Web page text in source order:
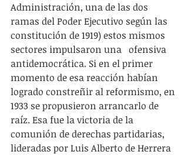
Administración, una de las dos
ramas del Poder Ejecutivo según las
constitución de 1919) estos mismos
sectores impulsaron una   ofensiva
antidemocrática. Si en el primer
momento de esa reacción habían
logrado constreñir al reformismo, en
1933 se propusieron arrancarlo de
raíz. Esa fue la victoria de la
comunión de derechas partidarias,
lideradas por Luis Alberto de Herrera